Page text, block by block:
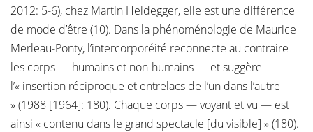
2012: 5-6), chez Martin Heidegger, elle est une différence
de mode d’être (10). Dans la phénoménologie de Maurice
Merleau-Ponty, l’intercorporéité reconnecte au contraire
les corps — humains et non-humains — et suggère
l’« insertion réciproque et entrelacs de l’un dans l’autre
» (1988 [1964]: 180). Chaque corps — voyant et vu — est
ainsi « contenu dans le grand spectacle [du visible] » (180).